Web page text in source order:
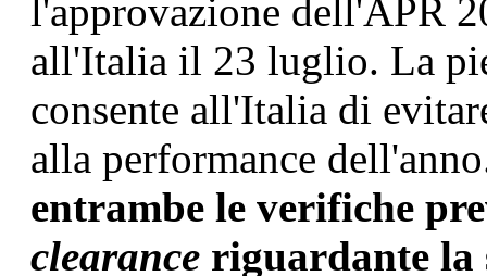
l'approvazione dell'APR
all'Italia il 23 luglio. La
consente all'Italia di
alla performance
entrambe le verifiche
clearance riguardante la